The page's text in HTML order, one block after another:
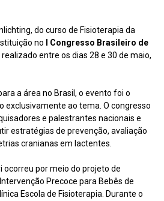
do curso de Fisioterapia da
no I Congresso Brasileiro de
realizado entre os dias 28 e 30 de maio,
a área no Brasil, o evento foi o
exclusivamente ao tema. O congresso
e palestrantes nacionais e
estratégias de prevenção, avaliação
cranianas em lactentes.
ocorreu por meio do projeto de
Precoce para Bebês de
Escola de Fisioterapia. Durante o